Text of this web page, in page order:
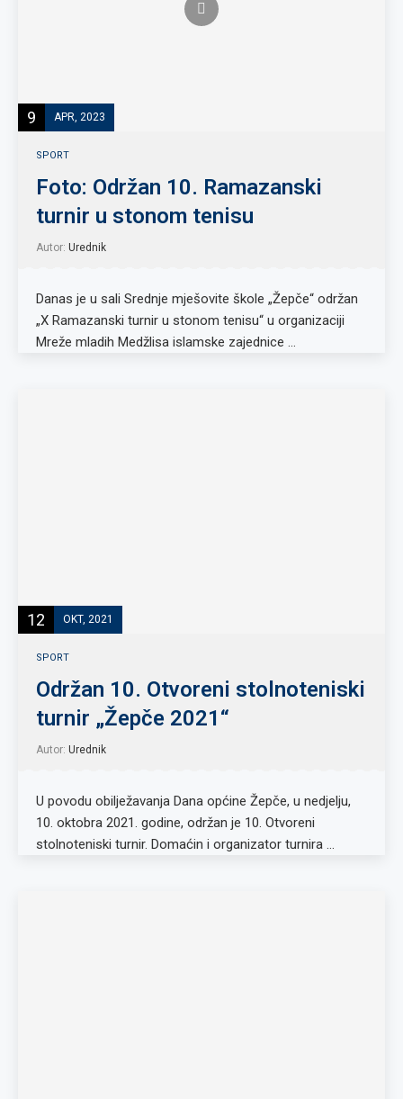
9 APR, 2023
SPORT
Foto: Održan 10. Ramazanski
turnir u stonom tenisu
Autor: Urednik
Danas je u sali Srednje mješovite škole „Žepče“ održan
„X Ramazanski turnir u stonom tenisu“ u organizaciji
Mreže mladih Medžlisa islamske zajednice …
12 OKT, 2021
SPORT
Održan 10. Otvoreni stolnoteniski
turnir „Žepče 2021“
Autor: Urednik
U povodu obilježavanja Dana općine Žepče, u nedjelju,
10. oktobra 2021. godine, održan je 10. Otvoreni
stolnoteniski turnir. Domaćin i organizator turnira …